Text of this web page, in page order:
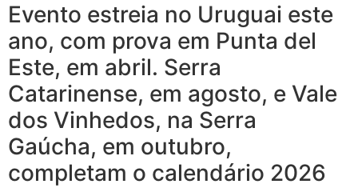
Evento estreia no Uruguai este
ano, com prova em Punta del
Este, em abril. Serra
Catarinense, em agosto, e Vale
dos Vinhedos, na Serra
Gaúcha, em outubro,
completam o calendário 2026